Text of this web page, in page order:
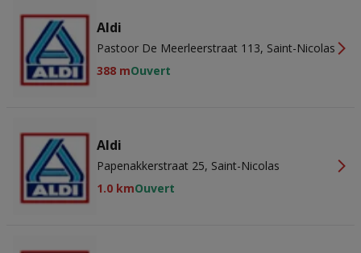
Aldi
Pastoor De Meerleerstraat 113, Saint-Nicolas
388 mOuvert
Aldi
Papenakkerstraat 25, Saint-Nicolas
1.0 kmOuvert